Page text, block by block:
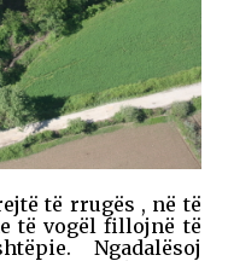
të rrugës , në të
të vogël fillojnë të
Ngadalësoj